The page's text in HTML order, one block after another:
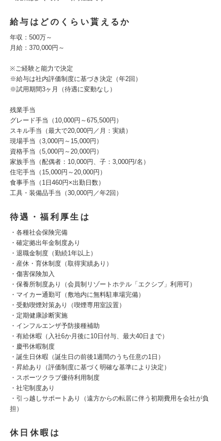
給与はどのくらい貰えるか
年収：500万～
月給：370,000円～
※ご経験と能力で決定
※給与は社内評価制度に基づき決定（年2回）
※試用期間3ヶ月（待遇に変動なし）
残業手当
グレード手当（10,000円～675,500円）
スキル手当（最大で20,000円／月：実績）
現場手当（3,000円～15,000円）
資格手当（5,000円～20,000円）
家族手当（配偶者：10,000円、子：3,000円/名）
住宅手当（15,000円～20,000円）
食事手当（1日460円×出勤日数）
工具・装備品手当（30,000円／年2回）
待遇・福利厚生は
・各種社会保険完備
・確定拠出年金制度あり
・退職金制度（勤続1年以上）
・産休・育休制度（取得実績あり）
・傷害保険加入
・保養所制度あり（会員制リゾートホテル「エクシブ」利用可）
・マイカー通勤可（敷地内に無料駐車場完備）
・受動喫煙対策あり（喫煙専用室設置）
・定期健康診断実施
・インフルエンザ予防接種補助
・有給休暇（入社6か月後に10日付与、最大40日まで）
・慶弔休暇制度
・誕生日休暇（誕生日の前後1週間のうち任意の1日）
・昇給あり（評価制度に基づく明確な基準により決定）
・スポーツクラブ優待利用制度
・社宅制度あり
・引っ越しサポートあり（遠方からの転居に伴う初期費用を会社が負
担）
休日休暇は